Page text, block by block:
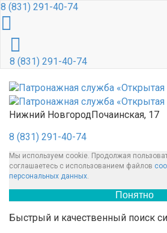
8 (831) 291-40-74
8 (831) 291-40-74
Нижний НовгородПочаинская, 17
8 (831) 291-40-74
Мы используем cookie. Продолжая
соглашаетесь с использованием файлов
персональных данных
Понятно
Быстрый и качественный поиск